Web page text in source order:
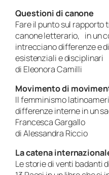
Questioni di canone
Fare il punto sul
canone letterario, in un
intrecciano differenze e
esistenziali e disciplinari
di Eleonora Camilli
Movimento di
Il femminismo
differenze interne in un
Francesca Gargallo
di Alessandra Riccio
La catena
Le storie di venti badanti